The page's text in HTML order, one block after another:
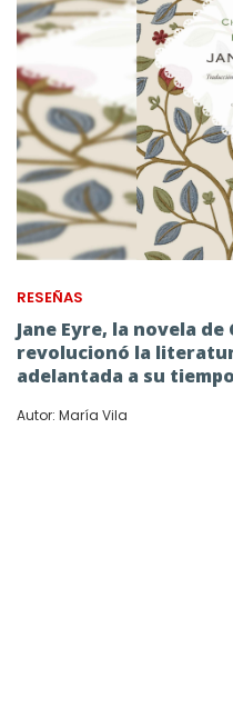
RESEÑAS
Jane Eyre, la novela
revolucionó la
adelantada a su tiempo
Autor: María Vila